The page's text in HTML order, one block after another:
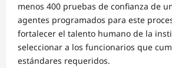
menos 400 pruebas de confianza de
agentes programados para este
fortalecer el talento humano de la
seleccionar a los funcionarios que
estándares requeridos.